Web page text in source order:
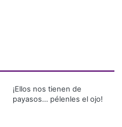
¡Ellos nos tienen de
payasos… pélenles el ojo!